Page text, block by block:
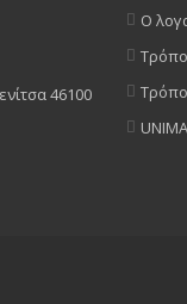
46100
Ο